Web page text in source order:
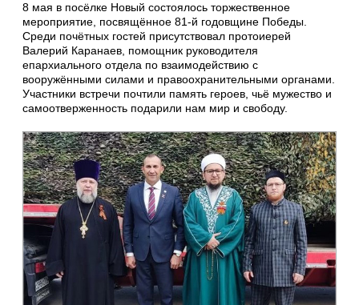
8 мая в посёлке Новый состоялось торжественное
мероприятие, посвящённое 81‑й годовщине Победы.
Среди почётных гостей присутствовал протоиерей
Валерий Каранаев, помощник руководителя
епархиального отдела по взаимодействию с
вооружёнными силами и правоохранительными органами.
Участники встречи почтили память героев, чьё мужество и
самоотверженность подарили нам мир и свободу.